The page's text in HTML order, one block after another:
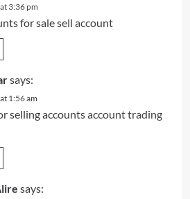
3:36 pm
for salesell account
says:
1:56 am
selling accountsaccount trading
says: